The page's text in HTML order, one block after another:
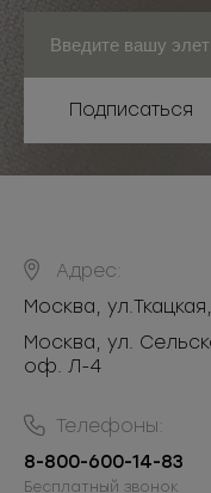
Подписаться
Адрес:
Москва,
Москва, ул.
оф. Л-4
Телефоны:
8-800-600-14-83
Бесплатный звонок